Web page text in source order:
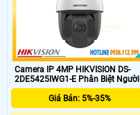
Camera IP 4MP HIKVISION DS-
2DE5425IWG1-E Phân Biệt Người
Giá Bán: 5%-35%